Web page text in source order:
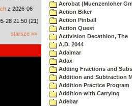
z 2026-06-
28 21:50 (21)
starsze »»
Acrobat (Muenzenloher
Action Biker
Action Pinball
Action Quest
Activision Decathlon, The
A.D. 2044
Adalmar
Adax
Adding Fractions and
Addition and Subtraction
Addition Practice Program
Addition with Carrying
Adebar